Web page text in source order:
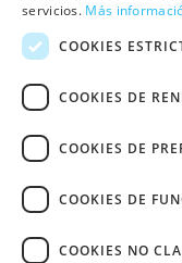
Trabaja con nosotros
Sala de prensa
Política de cookies
Política de privacidad
Aviso Legal
Declaración de
Español
servicios. Más
COOKIES
COOKIES DE
COOKIES DE
COOKIES DE
COOKIES NO